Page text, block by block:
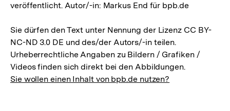
veröffentlicht. Autor/-in: Markus End für bpb.de
Sie dürfen den Text unter Nennung der Lizenz CC BY-
NC-ND 3.0 DE und des/der Autors/-in teilen.
Urheberrechtliche Angaben zu Bildern / Grafiken /
Videos finden sich direkt bei den Abbildungen.
Sie wollen einen Inhalt von bpb.de nutzen?